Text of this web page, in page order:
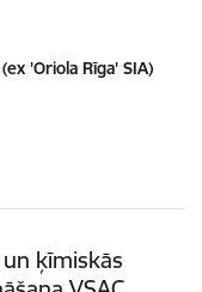
'Oriola Rīga' SIA)
ķīmiskās